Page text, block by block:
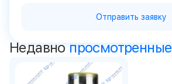
Отправить заявку
Недавно